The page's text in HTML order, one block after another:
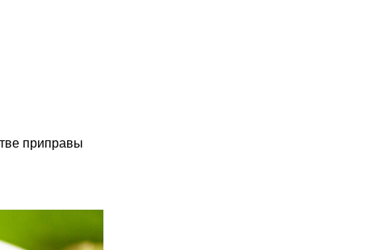
приправы